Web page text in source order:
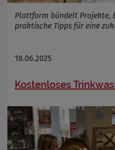
Plattform bündelt Projekte,
praktische Tipps für eine
18.06.2025
Kostenloses